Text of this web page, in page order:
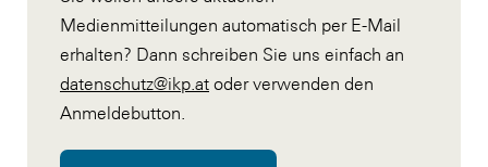
Medienmitteilungen automatisch per E-Mail
erhalten? Dann schreiben Sie uns einfach an
datenschutz@ikp.at oder verwenden den
Anmeldebutton.